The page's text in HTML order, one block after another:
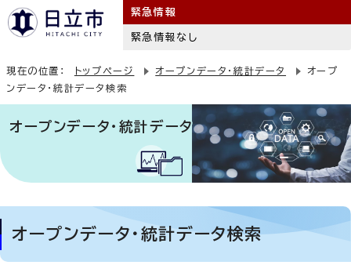
緊急情報
緊急情報なし
現在の位置： トップページ オープンデータ・統計データ
オープ
ンデータ・統計データ検索
オープンデータ・統計データ
オープンデータ・統計データ検索